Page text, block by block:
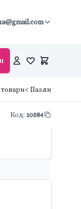
< Пазли
Код: 10584